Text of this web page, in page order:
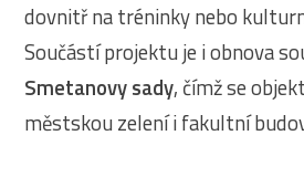
dovnitř na tréninky nebo
Součástí projektu je i obnova
Smetanovy sady, čímž se
městskou zelení i fakultní